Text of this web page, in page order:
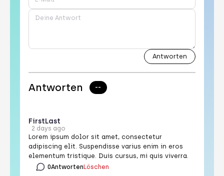
Antworten --
FirstLast
2 days ago
Lorem ipsum dolor sit amet, consectetur
adipiscing elit. Suspendisse varius enim in eros
elementum tristique. Duis cursus, mi quis viverra.
0AntwortenLöschen